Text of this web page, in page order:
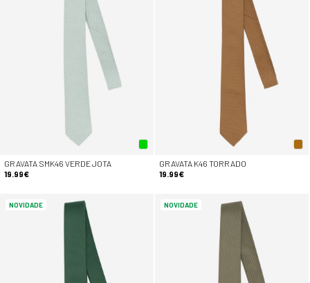
GRAVATA SMK46 VERDE JOTA
19.99€
GRAVATA K46 TORRADO
19.99€
NOVIDADE NOVIDADE